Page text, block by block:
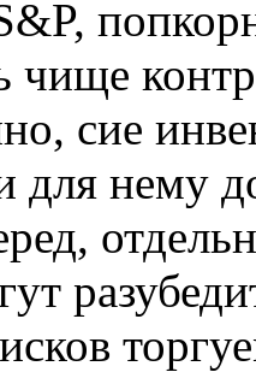
чище
сие
для нему